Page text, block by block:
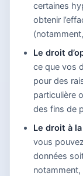
certaines
obtenir
Le droit
ce que vos
pour des
particulière
des fins de
Le droit à
vous
données
notamment,